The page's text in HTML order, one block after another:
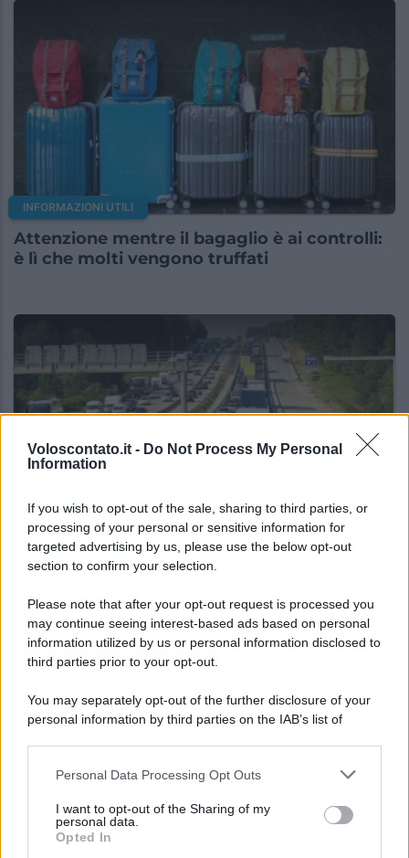
Voloscontato.it - Do Not Process My Personal
Information
If you wish to opt-out of the sale, sharing to third parties, or
processing of your personal or sensitive information for
targeted advertising by us, please use the below opt-out
section to confirm your selection.
Please note that after your opt-out request is processed you
may continue seeing interest-based ads based on personal
information utilized by us or personal information disclosed to
third parties prior to your opt-out.
You may separately opt-out of the further disclosure of your
personal information by third parties on the IAB’s list of
This information may also be disclosed by us to third parties
disclose it to other third parties.
Please note that this website/app uses one or more Google
Personal Data Processing Opt Outs
I want to opt-out of the Sharing of my
personal data.
Opted In
INFORMAZIONI UTILI
Attenzione mentre il bagaglio è ai controlli:
è lì che molti vengono truffati
INFORMAZIONI UTILI
Prima di partire per le vacanze guarda
queste date: rischi ore di coda in autostrada
Lo sapevi che...
tattoo artist: torna il grande evento di
settembre
I Paesi dove puoi vivere una vacanza
in campeggio spendendo molto meno
del previsto